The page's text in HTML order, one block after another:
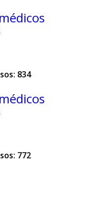
834
772